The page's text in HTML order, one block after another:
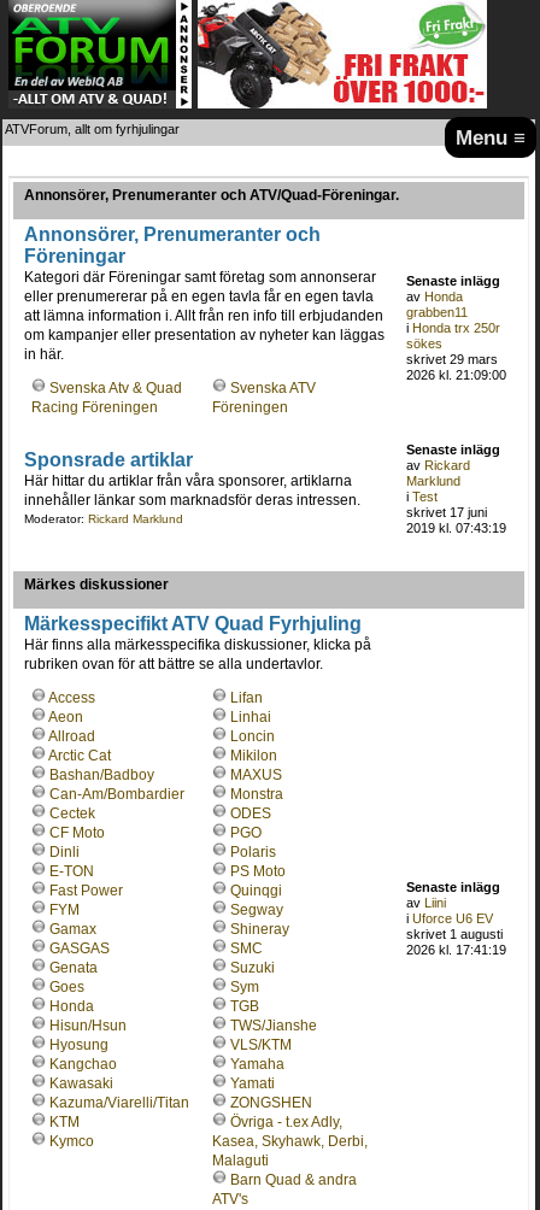
Menu ≡
ATVForum, allt om fyrhjulingar
Annonsörer, Prenumeranter och ATV/Quad-Föreningar.
Annonsörer, Prenumeranter och
Föreningar
Kategori där Föreningar samt företag som annonserar
eller prenumererar på en egen tavla får en egen tavla
att lämna information i. Allt från ren info till erbjudanden
om kampanjer eller presentation av nyheter kan läggas
in här.
Svenska Atv & Quad
Racing Föreningen
Svenska ATV
Föreningen
Senaste inlägg
avHonda
grabben11
iHonda trx 250r
sökes
skrivet 29 mars
2026 kl. 21:09:00
Sponsrade artiklar
Här hittar du artiklar från våra sponsorer, artiklarna
innehåller länkar som marknadsför deras intressen.
Moderator: Rickard Marklund
Senaste inlägg
avRickard
Marklund
iTest
skrivet 17 juni
2019 kl. 07:43:19
Märkes diskussioner
Märkesspecifikt ATV Quad Fyrhjuling
Här finns alla märkesspecifika diskussioner, klicka på
rubriken ovan för att bättre se alla undertavlor.
Access
Aeon
Allroad
Arctic Cat
Bashan/Badboy
Can-Am/Bombardier
Cectek
CF Moto
Dinli
E-TON
Fast Power
FYM
Gamax
GASGAS
Genata
Goes
Honda
Hisun/Hsun
Hyosung
Kangchao
Kawasaki
Kazuma/Viarelli/Titan
KTM
Kymco
Lifan
Linhai
Loncin
Mikilon
MAXUS
Monstra
ODES
PGO
Polaris
PS Moto
Quinqgi
Segway
Shineray
SMC
Suzuki
Sym
TGB
TWS/Jianshe
VLS/KTM
Yamaha
Yamati
ZONGSHEN
Övriga - t.ex Adly,
Kasea, Skyhawk, Derbi,
Malaguti
Barn Quad & andra
ATV's
Senaste inlägg
avLiini
iUforce U6 EV
skrivet 1 augusti
2026 kl. 17:41:19